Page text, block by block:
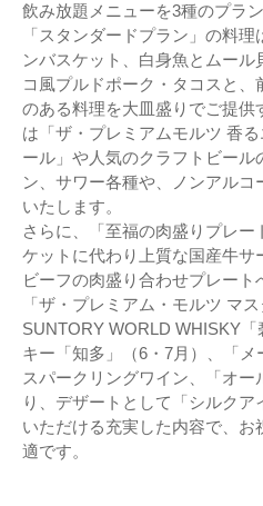
飲み放題メニューを3種のプラ
「スタンダードプラン」の料
ンバスケット、白身魚とムー
コ風プルドポーク・タコスと、
のある料理を大皿盛りでご提供
は「ザ・プレミアムモルツ 香
ール」や人気のクラフトビール
ン、サワー各種や、ノンアル
いたします。
さらに、「至福の肉盛りプレ
ケットに代わり上質な国産牛サ
ビーフの肉盛り合わせプレート
「ザ・プレミアム・モルツ マ
SUNTORY WORLD WHISKY
キー「知多」（6・7月）、「メ
スパークリングワイン、「オ
り、デザートとして「シルク
いただける充実した内容で、
適です。